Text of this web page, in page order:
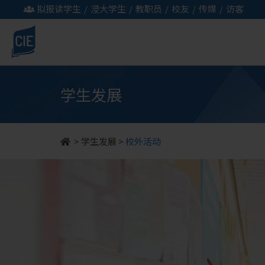
拟报读学生 / 浸大学生 / 教职员 / 校友 / 传媒 / 访客
学生发展
> 学生发展 > 校外活动